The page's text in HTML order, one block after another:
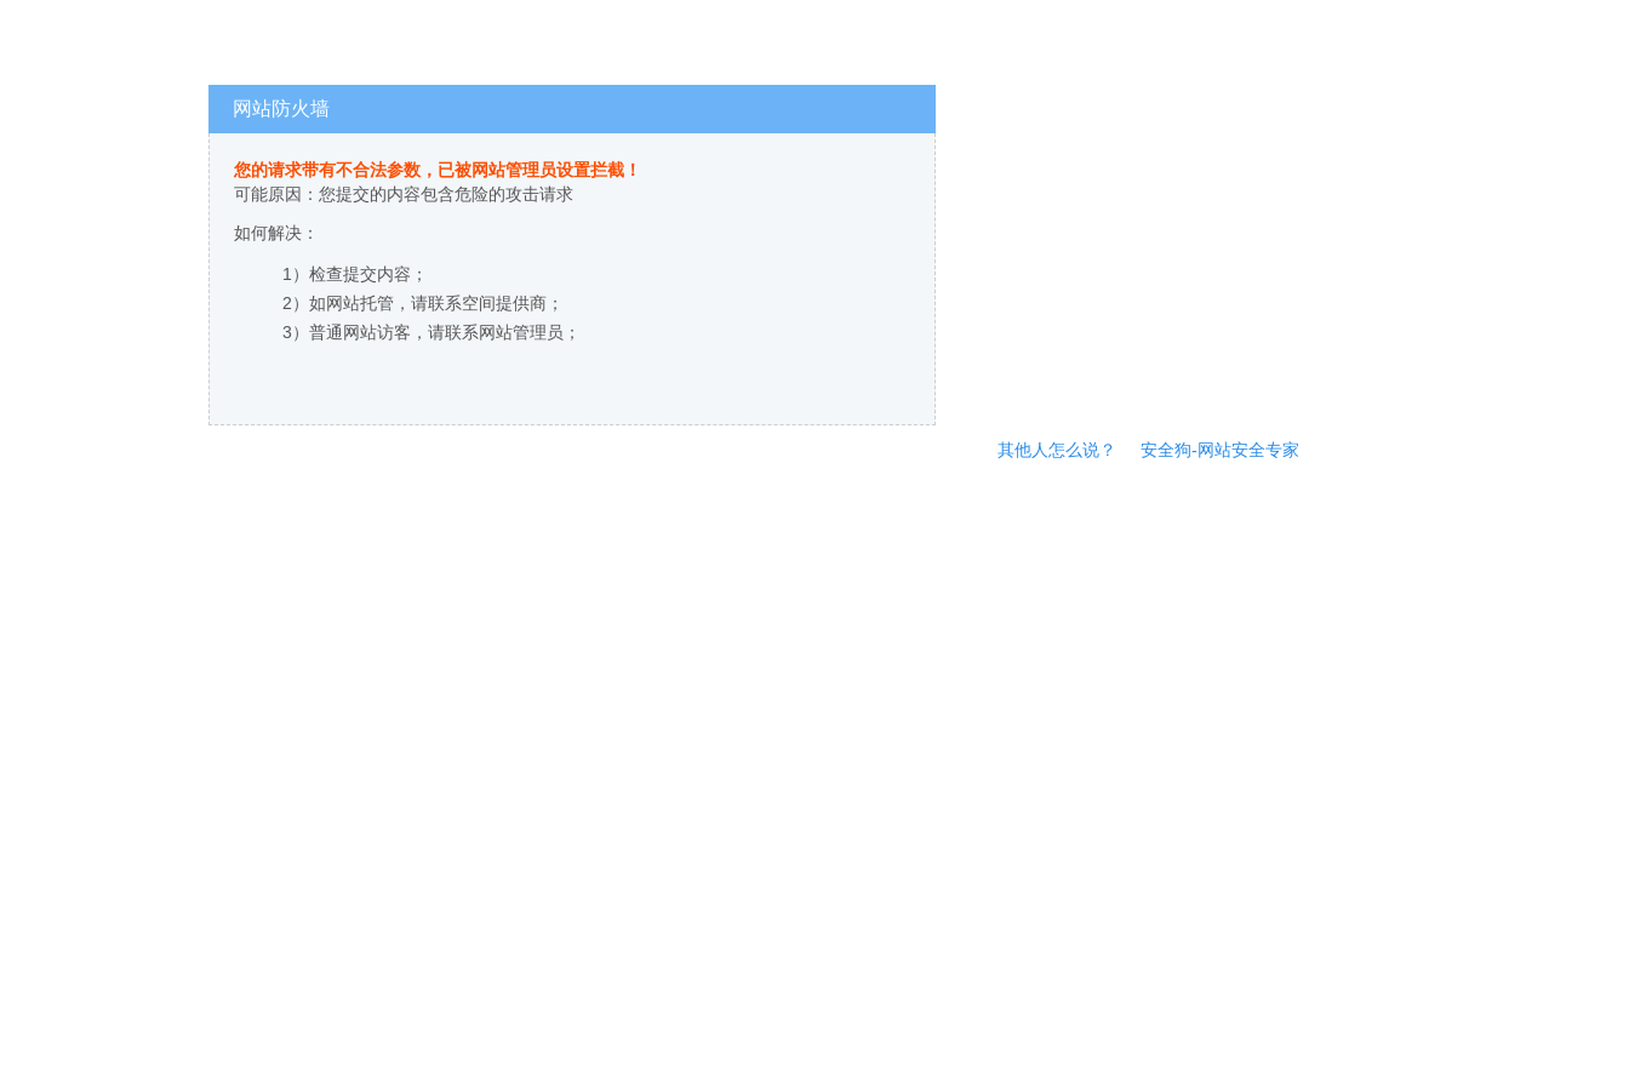
网站防火墙
您的请求带有不合法参数，已被网站管理员设置拦截！
可能原因：您提交的内容包含危险的攻击请求
如何解决：
1）检查提交内容；
2）如网站托管，请联系空间提供商；
3）普通网站访客，请联系网站管理员；
其他人怎么说？ 安全狗-网站安全专家